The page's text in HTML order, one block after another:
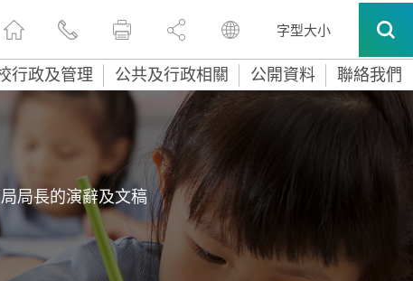
字型大小
行政及管理 公共及行政相關 公開資料 聯絡我們
局長的演辭及文稿